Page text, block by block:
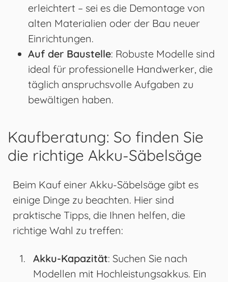
erleichtert – sei es die Demontage von
alten Materialien oder der Bau neuer
Einrichtungen.
Auf der Baustelle: Robuste Modelle sind
ideal für professionelle Handwerker, die
täglich anspruchsvolle Aufgaben zu
bewältigen haben.
Kaufberatung: So finden Sie
die richtige Akku-Säbelsäge
Beim Kauf einer Akku-Säbelsäge gibt es
einige Dinge zu beachten. Hier sind
praktische Tipps, die Ihnen helfen, die
richtige Wahl zu treffen:
Akku-Kapazität: Suchen Sie nach
Modellen mit Hochleistungsakkus. Ein